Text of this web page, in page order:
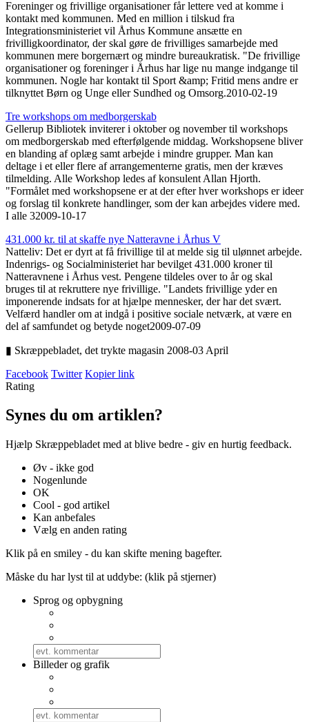
Foreninger og frivillige organisationer får lettere ved at komme i
kontakt med kommunen. Med en million i tilskud fra
Integrationsministeriet vil Århus Kommune ansætte en
frivilligkoordinator, der skal gøre de frivilliges samarbejde med
kommunen mere borgernært og mindre bureaukratisk. "De frivillige
organisationer og foreninger i Århus har lige nu mange indgange til
kommunen. Nogle har kontakt til Sport &amp; Fritid mens andre er
tilknyttet Børn og Unge eller Sundhed og Omsorg.2010-02-19
Tre workshops om medborgerskab
Gellerup Bibliotek inviterer i oktober og november til workshops
om medborgerskab med efterfølgende middag. Workshopsene bliver
en blanding af oplæg samt arbejde i mindre grupper. Man kan
deltage i et eller flere af arrangementerne gratis, men der kræves
tilmelding. Alle Workshop ledes af konsulent Allan Hjorth.
"Formålet med workshopsene er at der efter hver workshops er ideer
og forslag til konkrete handlinger, som der kan arbejdes videre med.
I alle 32009-10-17
431.000 kr. til at skaffe nye Natteravne i Århus V
Natteliv: Det er dyrt at få frivillige til at melde sig til ulønnet arbejde.
Indenrigs- og Socialministeriet har bevilget 431.000 kroner til
Natteravnene i Århus vest. Pengene tildeles over to år og skal
bruges til at rekruttere nye frivillige. "Landets frivillige yder en
imponerende indsats for at hjælpe mennesker, der har det svært.
Velfærd handler om at indgå i positive sociale netværk, at være en
del af samfundet og betyde noget2009-07-09
▮ Skræppebladet, det trykte magasin 2008-03 April
Facebook Twitter Kopier link
Rating
Synes du om artiklen?
Hjælp Skræppebladet med at blive bedre - giv en hurtig feedback.
Øv - ikke god
Nogenlunde
OK
Cool - god artikel
Kan anbefales
Vælg en anden rating
Klik på en smiley - du kan skifte mening bagefter.
Måske du har lyst til at uddybe: (klik på stjerner)
Sprog og opbygning
Billeder og grafik